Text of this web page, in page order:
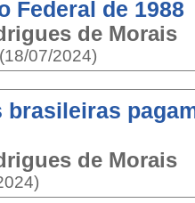
Federal de 1988
de Morais
07/2024)
brasileiras
de Morais